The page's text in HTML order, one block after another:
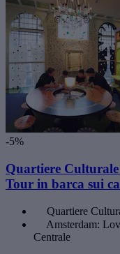
-5%
Quartiere
Tour in barca sui
Quartiere
Amsterdam:
Centrale